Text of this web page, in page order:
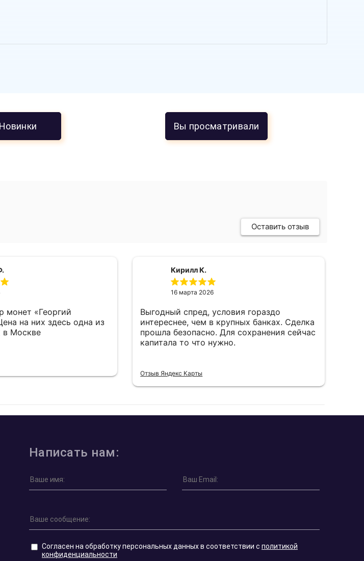
Новинки Вы просматривали
Оставить отзыв
монет «Георгий
на них здесь одна из
в Москве
Кирилл К.
16 марта 2026
Выгодный спред, условия гораздо
интереснее, чем в крупных банках. Сделка
прошла безопасно. Для сохранения сейчас
капитала то что нужно.
Отзыв Яндекс Карты
Написать нам:
Согласен на обработку персональных данных в соответствии с политикой
конфиденциальности